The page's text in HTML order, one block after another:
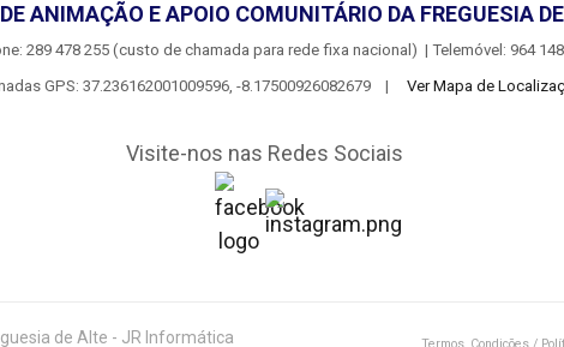
ANIMAÇÃO E APOIO COMUNITÁRIO DA FREGUESIA
289 478 255 (custo de chamada para rede fixa nacional) | Telemóvel: 964
GPS: 37.236162001009596, -8.17500926082679 | Ver Mapa de
Visite-nos nas Redes Sociais
de Alte - JR Informática